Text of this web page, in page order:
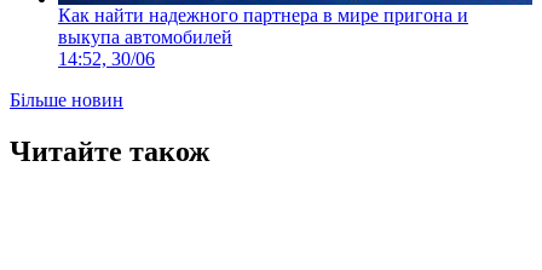
Как найти надежного партнера в мире пригона и
выкупа автомобилей
14:52, 30/06
Більше новин
Читайте також